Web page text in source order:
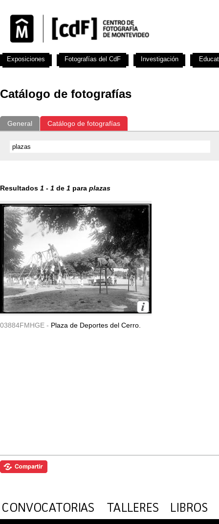
Catálogo de fotografías
General Catálogo de fotografías
Resultados 1 - 1 de 1 para plazas
03884FMHGE - Plaza de Deportes del Cerro.
Exposiciones Fotografías del CdF Investigación